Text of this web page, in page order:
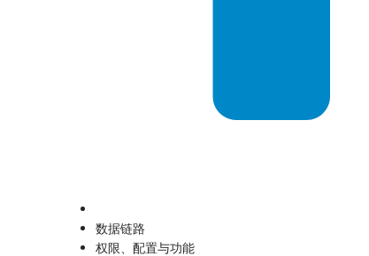
数据链路
权限、配置与功能